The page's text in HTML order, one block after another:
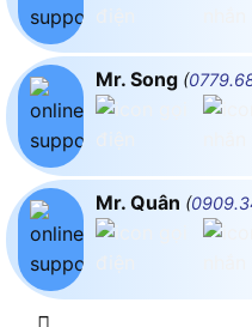
Mr. Song (
Mr. Quân (